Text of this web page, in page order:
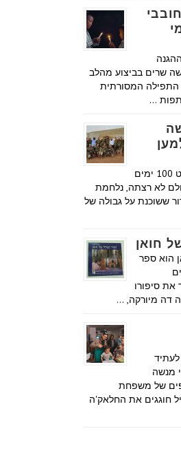
שרים בביצוע מהלב
המסורתית
…
ישראל נמצאת כמעט 100 ימים
לא רצתה, נלחמת
ששוכנת על גבולה של
חואן
הוא ספר
סיפורו
דה מיורקה, …
מנשה
של משפחת
חוגגים את החלאק'ה